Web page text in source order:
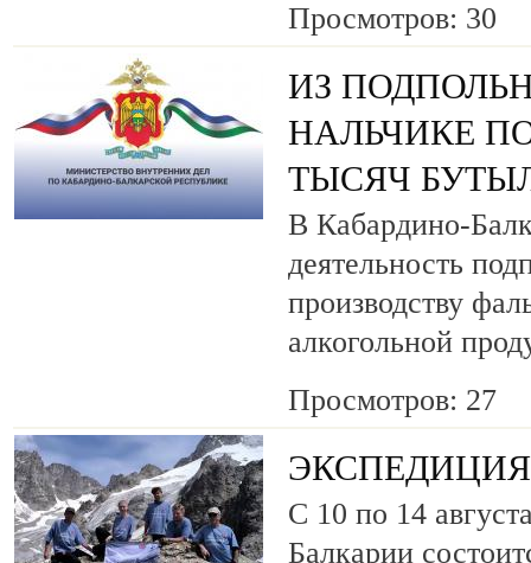
Просмотров: 30
ИЗ
НАЛЬЧИКЕ
ТЫСЯЧ
В Кабардино-
деятельность
производству
алкогольной
Просмотров: 27
С 10 по 14
Балкарии